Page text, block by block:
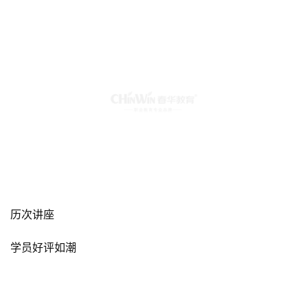
历次讲座
学员好评如潮